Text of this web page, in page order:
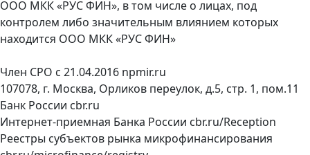
ООО МКК «РУС ФИН», в том числе о лицах, под
контролем либо значительным влиянием которых
находится ООО МКК «РУС ФИН»
Член СРО с 21.04.2016 npmir.ru
107078, г. Москва, Орликов переулок, д.5, стр. 1, пом.11
Банк России cbr.ru
Интернет-приемная Банка России cbr.ru/Reception
Реестры субъектов рынка микрофинансирования